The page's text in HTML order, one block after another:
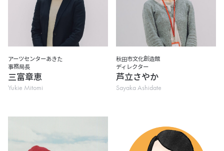
三富章恵
Yukie Mitomi
アーツセンターあきた
事務局長
芦立さやか
Sayaka Ashidate
秋田市文化創造館
ディレクター